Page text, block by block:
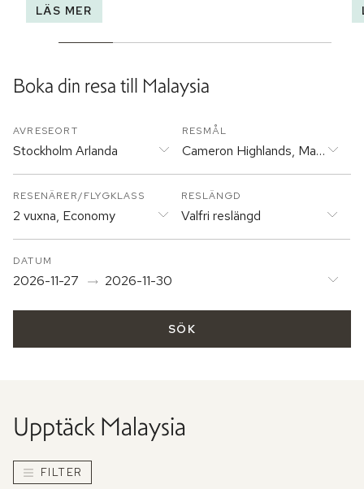
LÄS MER
Boka din resa till Malaysia
AVRESEORT
Stockholm Arlanda
RESMÅL
Cameron Highlands, Malaysia
RESLÄNGD
Valfri reslängd
DATUM
2026-11-27 2026-11-30
RESENÄRER/FLYGKLASS
2 vuxna, Economy
SÖK
Upptäck Malaysia
FILTER